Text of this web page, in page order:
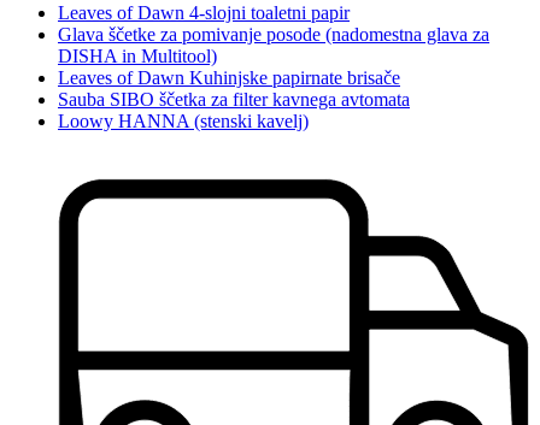
Leaves of Dawn 4-slojni toaletni papir
Glava ščetke za pomivanje posode (nadomestna glava za
DISHA in Multitool)
Leaves of Dawn Kuhinjske papirnate brisače
Sauba SIBO ščetka za filter kavnega avtomata
Loowy HANNA (stenski kavelj)